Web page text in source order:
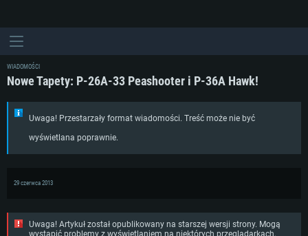
WIADOMOŚCI
Nowe Tapety: P-26A-33 Peashooter i P-36A Hawk!
Uwaga! Przestarzały format wiadomości. Treść może nie być
wyświetlana poprawnie.
29 czerwca 2013
Uwaga! Artykuł został opublikowany na starszej wersji strony. Mogą
wystąpić problemy z wyświetlaniem na niektórych przeglądarkach.